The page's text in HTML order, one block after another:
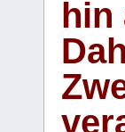
hin